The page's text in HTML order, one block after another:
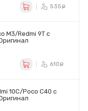
535
M3/Redmi 9T с
610
10C/Poco C40 с